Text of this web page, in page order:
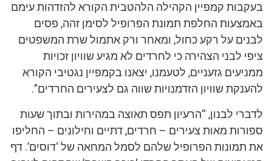
בעקבות קמפיין הקהילה הלהטבית הקורא להזדהות עימם
באמצעות החלפת תמונת הפרופיל לסימן זהה, פסים
לבנים על רקע כחול, ומאחר ורק אתמול שרת המשפטים
ציפי לבני הצהירה כי לחרדים לא מגיע שוויון זכויות
ממניעים גזעניים, לטעמנו, יצאנו בקמפיין נגטיבי הקורא
להענקת שוויון הזדמנויות שווה גם לצעירים החרדים”.
לדברי לבנון, “הרעיון תפס תאוצה במהירות ובתוך שעות
ספורות מאות צעירים – חרדים, דתיים וחילונים – החליפו
את תמונות הפרופיל שלהם לסמל המחאה של ‘דוסים’. דף